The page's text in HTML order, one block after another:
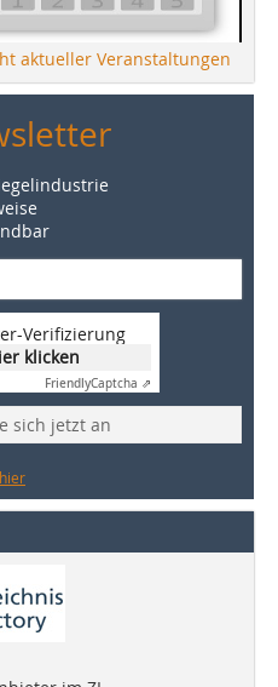
aktueller Veranstaltungen
Verifizierung
klicken
FriendlyCaptcha ⇗
sich jetzt an